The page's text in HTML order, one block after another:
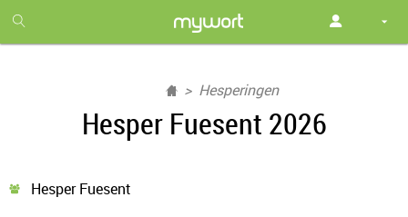
month
free
Hesperingen
Hesper Fuesent 2026
Hesper Fuesent